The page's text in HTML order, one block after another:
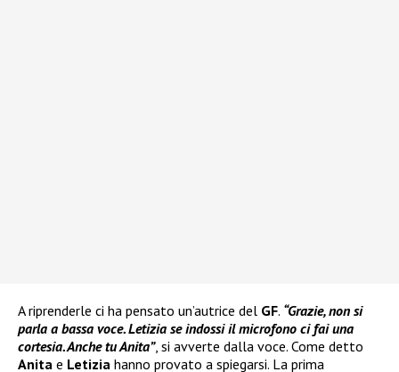
A riprenderle ci ha pensato un’autrice del GF. “Grazie, non si
parla a bassa voce. Letizia se indossi il microfono ci fai una
cortesia. Anche tu Anita”, si avverte dalla voce. Come detto
Anita e Letizia hanno provato a spiegarsi. La prima